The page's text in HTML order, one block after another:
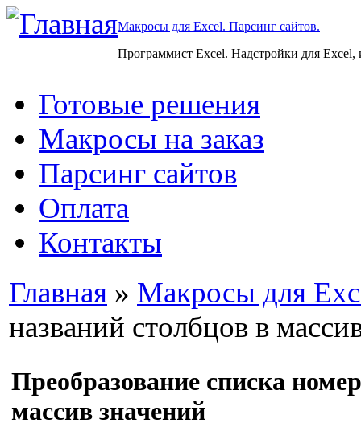
Макросы для Excel. Парсинг сайтов.
Программист Excel. Надстройки для Excel,
Готовые решения
Макросы на заказ
Парсинг сайтов
Оплата
Контакты
Главная » Макросы для
названий столбцов в
Преобразование списка
массив значений